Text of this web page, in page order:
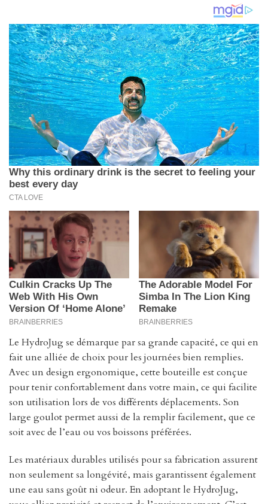
Le HydroJug se démarque par sa grande capacité, ce qui en
fait une alliée de choix pour les journées bien remplies.
Avec un design ergonomique, cette bouteille est conçue
pour tenir confortablement dans votre main, ce qui facilite
son utilisation lors de vos différents déplacements. Son
large goulot permet aussi de la remplir facilement, que ce
soit avec de l’eau ou vos boissons préférées.
Les matériaux durables utilisés pour sa fabrication assurent
non seulement sa longévité, mais garantissent également
une eau sans goût ni odeur. En adoptant le HydroJug,